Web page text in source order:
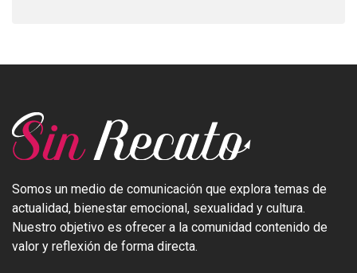
Somos un medio de comunicación que explora temas de
actualidad, bienestar emocional, sexualidad y cultura.
Nuestro objetivo es ofrecer a la comunidad contenido de
valor y reflexión de forma directa.